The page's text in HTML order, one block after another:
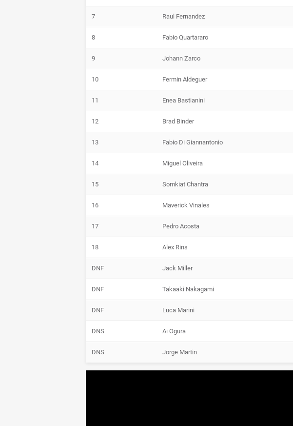
7 Raul Fernandez
8 Fabio Quartararo
9 Johann Zarco
10 Fermin Aldeguer
11 Enea Bastianini
12 Brad Binder
13 Fabio Di Giannantonio
14 Miguel Oliveira
15 Somkiat Chantra
16 Maverick Vinales
17 Pedro Acosta
18 Alex Rins
DNF Jack Miller
DNF Takaaki Nakagami
DNF Luca Marini
DNS Ai Ogura
DNS Jorge Martin